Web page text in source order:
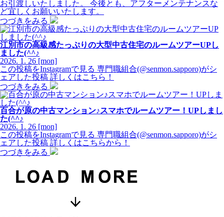
お引渡しいたしました。 今後とも、アフターメンテナンスな
ど宜しくお願いいたします。
つづきをみる
江別市の高級感たっぷりの大型中古住宅のルームツアーUPし
ました(^^♪
2026. 1. 26 [mon]
この投稿をInstagramで見る 専門職組合(@senmon.sapporo)がシ
ェアした投稿 詳しくはこちら！
つづきをみる
百合が原の中古マンション♪スマホでルームツアー！UPしまし
た(^^♪
2026. 1. 26 [mon]
この投稿をInstagramで見る 専門職組合(@senmon.sapporo)がシ
ェアした投稿 詳しくはこちらから！
つづきをみる